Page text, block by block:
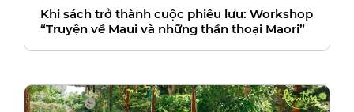
Khi sách trở thành cuộc phiêu lưu: Workshop
“Truyện về Maui và những thần thoại Maori”